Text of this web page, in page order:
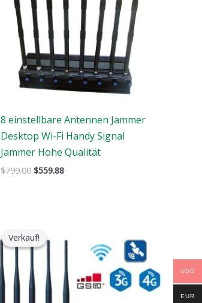
8 einstellbare Antennen Jammer
Desktop Wi-Fi Handy Signal
Jammer Hohe Qualität
$799.00 $559.88
Verkauf!
Verkauf!
$385.48
USD
EUR